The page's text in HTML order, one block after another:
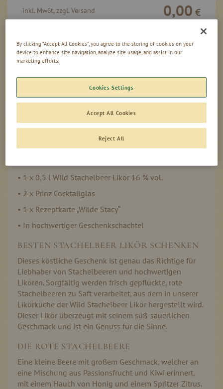
inkl. MwSt, zzgl. Versand 0,00 €
In den Warenkorb
Auf Lager
• 1 x 0,5 l Wild Stachelbeer Likör 16 % vol.
• 2 x Prinz Cocktailglas
• 1 x Rezeptkarte „Wilde Stacy“
• In hochwertiger Geschenkschachtel
BESTEN STACHELBEER LIKÖR SCHENKEN
Dieses köstliche Geschenk ist genau das Richtige für
Liebhaber von Stachelbeeren und hochwertigen
Likören. Sorgfältig werden frisch gepflückte, rote
Stachelbeeren zu Saft verarbeitet, aus dem in unserer
Likörküche der Wild Stachelbeer Likör hergestellt wird.
Dieser Likör überzeugt mit seinem süß-säuerlichen
Geschmack und ist ein Genuss für die Sinne.
DIE ROTE STACHELBEERE
Eine kleine Beere mit großem Geschmack, welcher an
eine Mischung aus Passionsfrucht und Kiwi erinnert,
mit einem Hauch von Honig und einem Spritzer Zitrus.
By clicking “Accept All Cookies”, you agree to the storing of cookies on your
device to enhance site navigation, analyze site usage, and assist in our
marketing efforts.
Cookies Settings
Reject All
Accept All Cookies